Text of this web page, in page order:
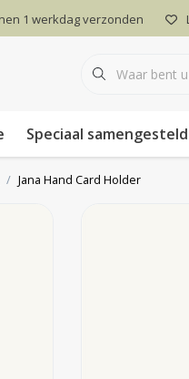
1 werkdag verzonden
Speciaal samengesteld
Jana Hand Card Holder